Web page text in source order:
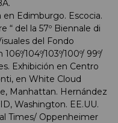
Edimburgo. Escocia.
“ del la 57º Biennale di
del Fondo
104º/103º/100º/ 99º/
Exhibición en Centro
en White Cloud
Manhattan. Hernández
Washington. EE.UU.
Times/ Oppenheimer